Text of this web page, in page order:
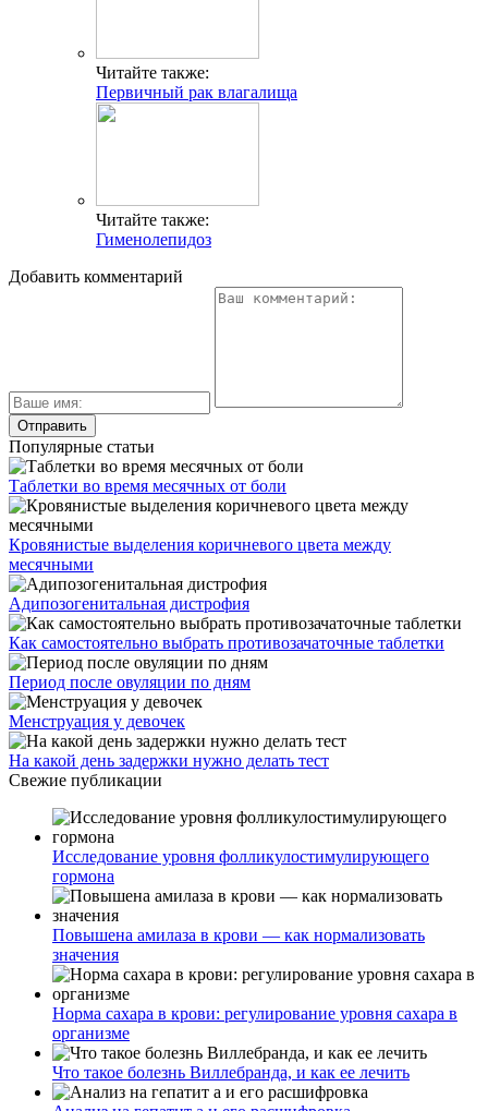
Читайте также:
Первичный рак влагалища
Читайте также:
Гименолепидоз
Добавить комментарий
Популярные статьи
Таблетки во время месячных от боли
Кровянистые выделения коричневого цвета между
месячными
Адипозогенитальная дистрофия
Как самостоятельно выбрать противозачаточные таблетки
Период после овуляции по дням
Менструация у девочек
На какой день задержки нужно делать тест
Свежие публикации
Исследование уровня фолликулостимулирующего
гормона
Повышена амилаза в крови — как нормализовать
значения
Норма сахара в крови: регулирование уровня сахара в
организме
Что такое болезнь Виллебранда, и как ее лечить